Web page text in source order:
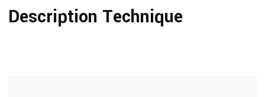
Description Technique